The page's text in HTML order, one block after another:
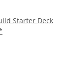
Starter Deck